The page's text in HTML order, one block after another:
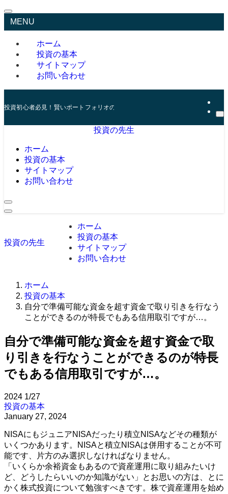
MENU
ホーム
投資の基本
サイトマップ
お問い合わせ
投資初心者必見！賢いポートフォリオの組み方とリスク管理の秘訣
投資の先生
ホーム
投資の基本
サイトマップ
お問い合わせ
投資の先生
ホーム
投資の基本
サイトマップ
お問い合わせ
ホーム
投資の基本
自分で準備可能な資金を超す資金で取り引きを行なう
ことができるのが特長でもある信用取引ですが…。
自分で準備可能な資金を超す資金で取
り引きを行なうことができるのが特長
でもある信用取引ですが…。
2024 1/27
投資の基本
January 27, 2024
NISAにもジュニアNISAだったり積立NISAなどその種類が
いくつかあります。NISAと積立NISAは併用することが不可
能です、片方のみ選択しなければなりません。
「いくらか余裕資金もあるので資産運用に取り組みたいけ
ど、どうしたらいいのか知識がない」とお思いの方は、とに
かく株式投資について勉強すべきです。株で資産運用を始め